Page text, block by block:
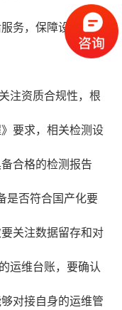
务，保障设备的长
注资质合规性，根
要求，相关检测设
合格的检测报告
是否符合国产化要
关注数据留存和对
运维台账，要确认
对接自身的运维管